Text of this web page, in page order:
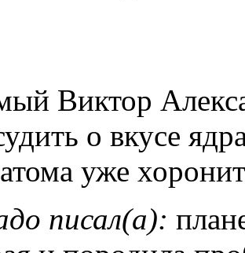
Виктор
о вкусе
уже
писал(а):